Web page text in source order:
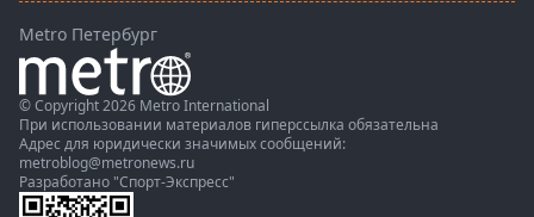
Metro Петербург
© Copyright 2026 Metro International
При использовании материалов гиперссылка обязательна
Адрес для юридически значимых сообщений:
metroblog@metronews.ru
Разработано "Спорт-Экспресс"